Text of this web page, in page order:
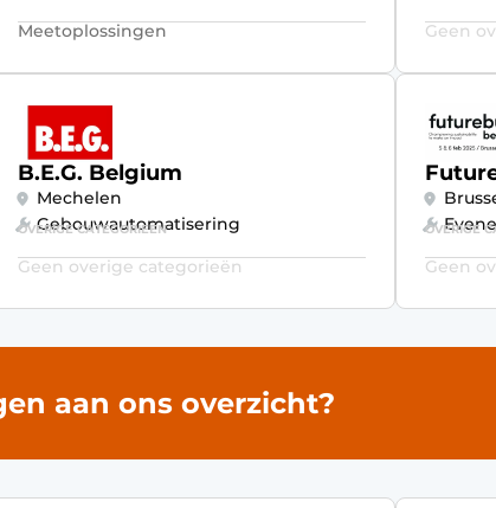
Meetoplossingen Geen
B.E.G. Belgium
Mechelen
Gebouwautomatisering
OVERIGE CATEGORIEËN
Geen overige categorieën
OVERIGE
Geen
aan ons overzicht?